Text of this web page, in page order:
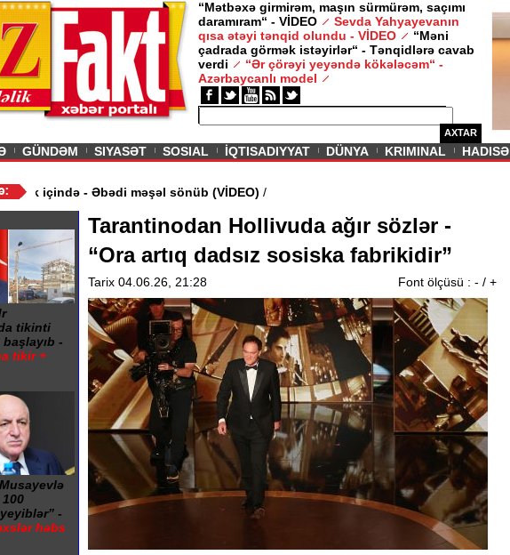
“Mətbəxə girmirəm, maşın sürmürəm, saçımı
daramıram“ - VİDEO
Sevda Yahyayevanın
qısa ətəyi tənqid olundu - VİDEO
“Məni
çadrada görmək istəyirlər“ - Tənqidlərə cavab
verdi
“Ər çörəyi yeyəndə kökələcəm“ -
Azərbaycanlı model
AXTAR
GÜNDƏM SIYASƏT SOSIAL İQTISADIYYAT DÜNYA KRIMINAL HADISƏ
zibillik içində - Əbədi məşəl sönüb (VİDEO)
tikinti
-
tikir +
-
həbs
Tarantinodan Hollivuda ağır sözlər -
“Ora artıq dadsız sosiska fabrikidir”
Tarix 04.06.26, 21:28 Font ölçüsü : - / +